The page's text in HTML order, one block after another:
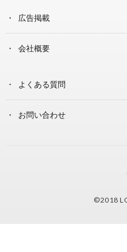
広告掲載
会社概要
よくある質問
お問い合わせ
©2018